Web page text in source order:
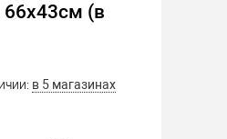
66х43см (в
в 5 магазинах